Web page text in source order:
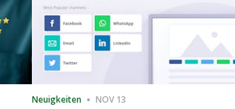
Neuigkeiten NOV 13